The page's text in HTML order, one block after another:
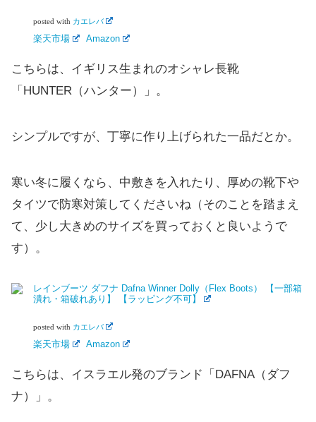
posted with カエレバ
楽天市場 Amazon
こちらは、イギリス生まれのオシャレ長靴
「HUNTER（ハンター）」。
シンプルですが、丁寧に作り上げられた一品だとか。
寒い冬に履くなら、中敷きを入れたり、厚めの靴下や
タイツで防寒対策してくださいね（そのことを踏まえ
て、少し大きめのサイズを買っておくと良いようで
す）。
レインブーツ ダフナ Dafna Winner Dolly（Flex Boots） 【一部箱
潰れ・箱破れあり】 【ラッピング不可】
posted with カエレバ
楽天市場 Amazon
こちらは、イスラエル発のブランド「DAFNA（ダフ
ナ）」。